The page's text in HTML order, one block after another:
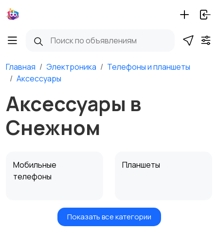
Главная Электроника
Телефоны и планшеты
Аксессуары
Аксессуары в
Снежном
Мобильные
телефоны
Планшеты
Умные часы и
Стационарные
Показать все категории